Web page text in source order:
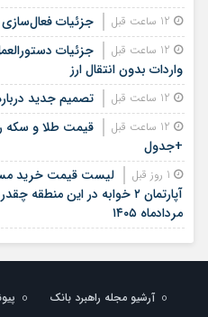
جزئیات
جزئیات
واردات بدون انتقال ارز
تصمیم جدید
+جدول
لیست قیمت خرید
آپارتمان ۲ خوابه در این
مردادماه ۱۴۰۵
1 روز قبل
عرضه سهام اعلام شد
لیست قیمت اجاره
اجاره آپارتمان در این منطقه چقدر
آرشیو مجله راهبرد بانک